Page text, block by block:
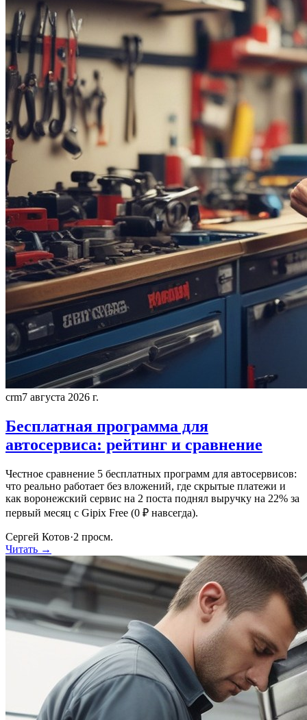
crm7 августа 2026 г.
Бесплатная программа для
автосервиса: рейтинг и сравнение
Честное сравнение 5 бесплатных программ для автосервисов:
что реально работает без вложений, где скрытые платежи и
как воронежский сервис на 2 поста поднял выручку на 22% за
первый месяц с Gipix Free (0 ₽ навсегда).
Сергей Котов·2 просм.
Читать →